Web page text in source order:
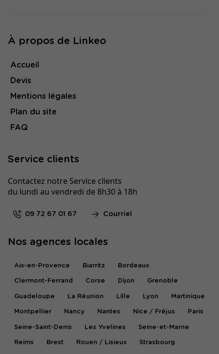
À propos de Linkeo
Accueil
Devis
Mentions légales
Plan du site
FAQ
Service clients
Contactez notre Service clients
du lundi au vendredi de 8h30 à 18h
09 72 67 01 67 Courriel
Nos agences locales
Aix-en-Provence Biarritz Bordeaux
Clermont-Ferrand Corse Dijon Grenoble
Guadeloupe La Réunion Lille Lyon Martinique
Montpellier Nancy Nantes Nice / Fréjus Paris
Seine-Saint-Denis Les Yvelines Seine-et-Marne
Reims Brest Rouen / Lisieux Strasbourg